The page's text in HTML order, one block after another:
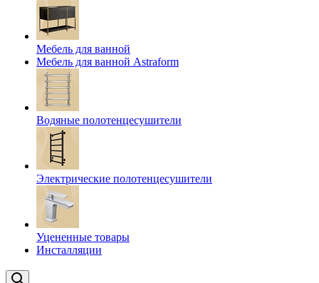
Мебель для ванной
Мебель для ванной Astraform
Водяные полотенцесушители
Электрические полотенцесушители
Уцененные товары
Инсталляции